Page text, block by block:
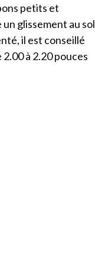
petits et
glissement au sol
il est conseillé
à 2.20 pouces